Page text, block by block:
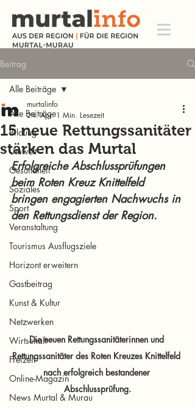
Beitrag
Alle Beiträge
Bildung
Umwelt
Gesundheit
Soziales
Sport
Veranstaltung
Tourismus Ausflugsziele
Horizont erweitern
Gastbeitrag
Kunst & Kultur
Netzwerken
Wirtschaft
Freizeit
Online-Magazin
News Murtal & Murau
Alle Beiträge
15 neue Rettungssanitäter
stärken das Murtal
murtalinfo
24. Apr. 1 Min. Lesezeit
Erfolgreiche Abschlussprüfungen
beim Roten Kreuz Knittelfeld
bringen engagierten Nachwuchs in
den Rettungsdienst der Region.
Die neuen Rettungssanitäterinnen und
Rettungssanitäter des Roten Kreuzes Knittelfeld
nach erfolgreich bestandener
Abschlussprüfung.